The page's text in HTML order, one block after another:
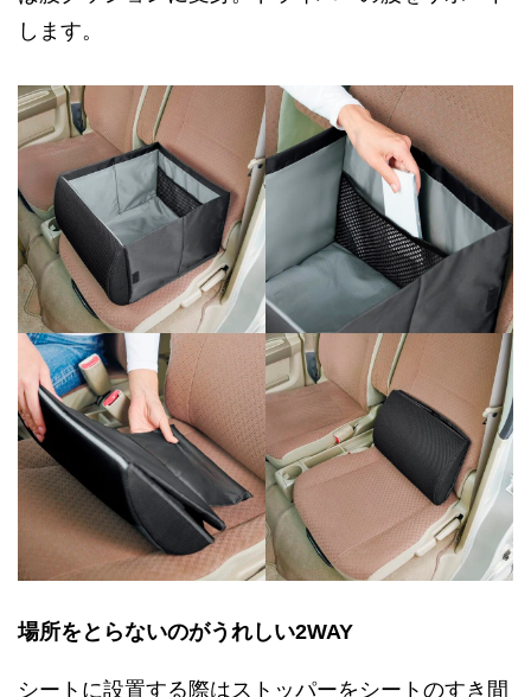
します。
場所をとらないのがうれしい2WAY
シートに設置する際はストッパーをシートのすき間